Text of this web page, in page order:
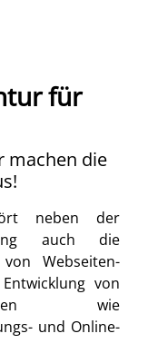
für
machen die
neben der
auch die
Webseiten-
von
wie
und Online-